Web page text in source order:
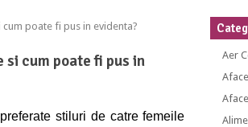
poate fi pus in evidenta?
cum poate fi pus in
stiluri de catre femeile
Aer